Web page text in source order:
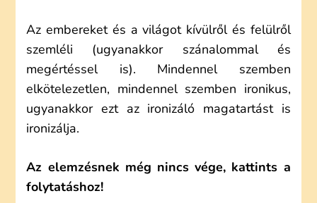
Az embereket és a világot kívülről és felülről
szemléli (ugyanakkor szánalommal és
megértéssel is). Mindennel szemben
elkötelezetlen, mindennel szemben ironikus,
ugyanakkor ezt az ironizáló magatartást is
ironizálja.
Az elemzésnek még nincs vége, kattints a
folytatáshoz!